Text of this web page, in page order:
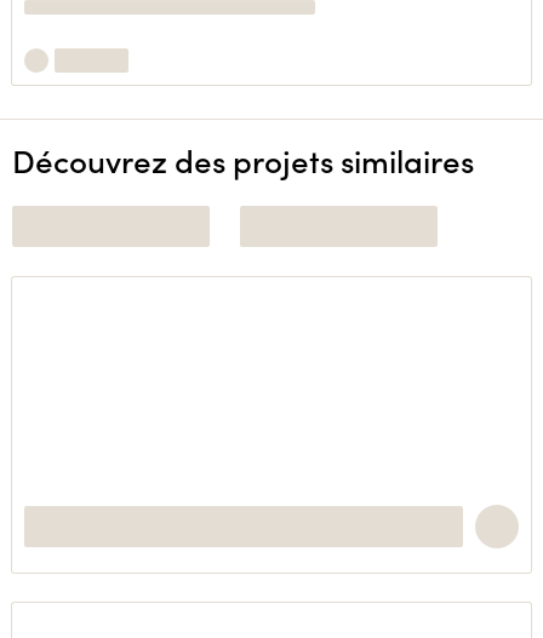
Découvrez des projets similaires